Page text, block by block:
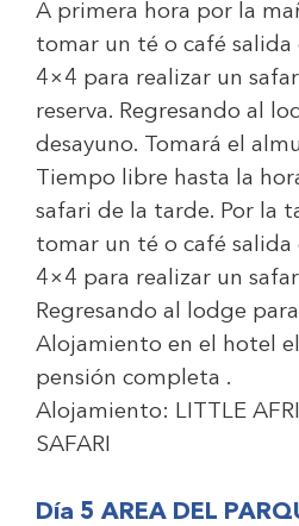
A primera hora por la
tomar un té o café
4×4 para realizar un
reserva. Regresando al
desayuno. Tomará el
Tiempo libre hasta la
safari de la tarde. Por la
tomar un té o café
4×4 para realizar un
Regresando al lodge
Alojamiento en el hotel
pensión completa .
Alojamiento: LITTLE
SAFARI
Día 5 AREA DEL